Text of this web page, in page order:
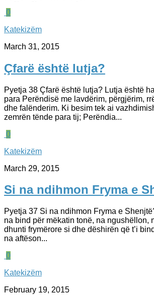
0
Katekizëm
March 31, 2015
Çfarë është lutja?
Pyetja 38 Çfarë është lutja? Lutja është
para Perëndisë me lavdërim, përgjërim,
dhe falënderim. Ki besim tek ai
zemrën tënde para tij; Perëndia...
0
Katekizëm
March 29, 2015
Si na ndihmon Fryma e
Pyetja 37 Si na ndihmon Fryma e
na bind për mëkatin tonë, na ngushëllon,
dhunti frymërore si dhe dëshirën që t’i
na aftëson...
0
Katekizëm
February 19, 2015